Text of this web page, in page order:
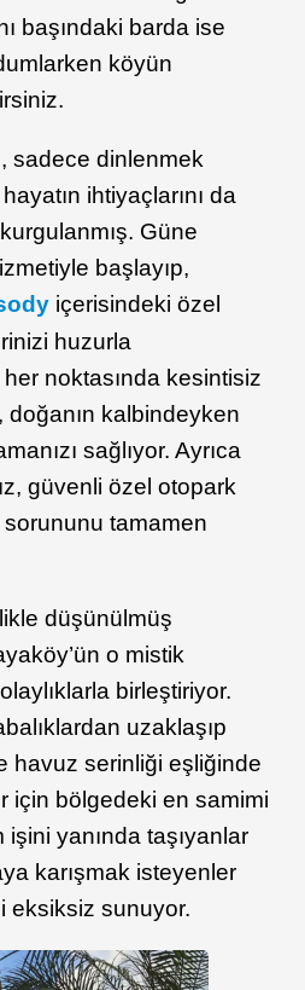
başındaki barda ise
köyün
sadece dinlenmek
ihtiyaçlarını da
Güne
başlayıp,
içerisindeki özel
huzurla
noktasında kesintisiz
kalbindeyken
sağlıyor. Ayrıca
güvenli özel otopark
tamamen
düşünülmüş
o mistik
birleştiriyor.
uzaklaşıp
havuz serinliği eşliğinde
için bölgedeki en samimi
yanında taşıyanlar
karışmak isteyenler
eksiksiz sunuyor.